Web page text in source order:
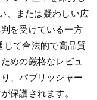
、または疑わしい広
を受けている一方
じて合法的で高品質
めの厳格なレビュ
、パブリッシャー
保護されます。